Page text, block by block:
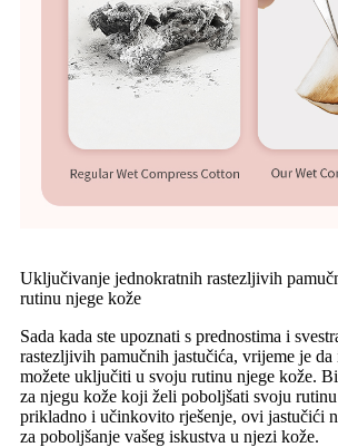
Uključivanje jednokratnih rastezljivih
rutinu njege kože
Sada kada ste upoznati s prednostima i
rastezljivih pamučnih jastučića, vrijeme je da
možete uključiti u svoju rutinu njege kože.
za njegu kože koji želi poboljšati svoju
prikladno i učinkovito rješenje, ovi jastučići
za poboljšanje vašeg iskustva u njezi kože.